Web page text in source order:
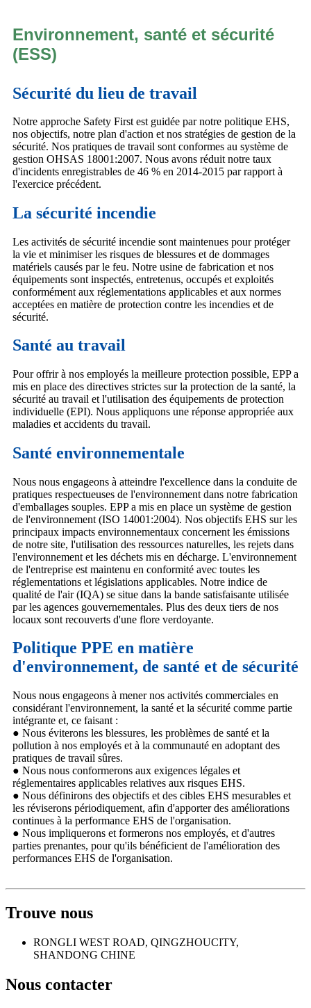
Environnement, santé et sécurité
(ESS)
Sécurité du lieu de travail
Notre approche Safety First est guidée par notre politique EHS,
nos objectifs, notre plan d'action et nos stratégies de gestion de la
sécurité. Nos pratiques de travail sont conformes au système de
gestion OHSAS 18001:2007. Nous avons réduit notre taux
d'incidents enregistrables de 46 % en 2014-2015 par rapport à
l'exercice précédent.
La sécurité incendie
Les activités de sécurité incendie sont maintenues pour protéger
la vie et minimiser les risques de blessures et de dommages
matériels causés par le feu. Notre usine de fabrication et nos
équipements sont inspectés, entretenus, occupés et exploités
conformément aux réglementations applicables et aux normes
acceptées en matière de protection contre les incendies et de
sécurité.
Santé au travail
Pour offrir à nos employés la meilleure protection possible, EPP a
mis en place des directives strictes sur la protection de la santé, la
sécurité au travail et l'utilisation des équipements de protection
individuelle (EPI). Nous appliquons une réponse appropriée aux
maladies et accidents du travail.
Santé environnementale
Nous nous engageons à atteindre l'excellence dans la conduite de
pratiques respectueuses de l'environnement dans notre fabrication
d'emballages souples. EPP a mis en place un système de gestion
de l'environnement (ISO 14001:2004). Nos objectifs EHS sur les
principaux impacts environnementaux concernent les émissions
de notre site, l'utilisation des ressources naturelles, les rejets dans
l'environnement et les déchets mis en décharge. L'environnement
de l'entreprise est maintenu en conformité avec toutes les
réglementations et législations applicables. Notre indice de
qualité de l'air (IQA) se situe dans la bande satisfaisante utilisée
par les agences gouvernementales. Plus des deux tiers de nos
locaux sont recouverts d'une flore verdoyante.
Politique PPE en matière
d'environnement, de santé et de sécurité
Nous nous engageons à mener nos activités commerciales en
considérant l'environnement, la santé et la sécurité comme partie
intégrante et, ce faisant :
● Nous éviterons les blessures, les problèmes de santé et la
pollution à nos employés et à la communauté en adoptant des
pratiques de travail sûres.
● Nous nous conformerons aux exigences légales et
réglementaires applicables relatives aux risques EHS.
● Nous définirons des objectifs et des cibles EHS mesurables et
les réviserons périodiquement, afin d'apporter des améliorations
continues à la performance EHS de l'organisation.
● Nous impliquerons et formerons nos employés, et d'autres
parties prenantes, pour qu'ils bénéficient de l'amélioration des
performances EHS de l'organisation.
Trouve nous
RONGLI WEST ROAD, QINGZHOUCITY,
SHANDONG CHINE
Nous contacter